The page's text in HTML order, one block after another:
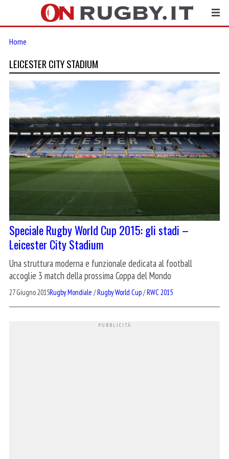
Home
LEICESTER CITY STADIUM
Speciale Rugby World Cup 2015: gli stadi –
Leicester City Stadium
Una struttura moderna e funzionale dedicata al football
accoglie 3 match della prossima Coppa del Mondo
27 Giugno 2015Rugby Mondiale /Rugby World Cup/RWC 2015